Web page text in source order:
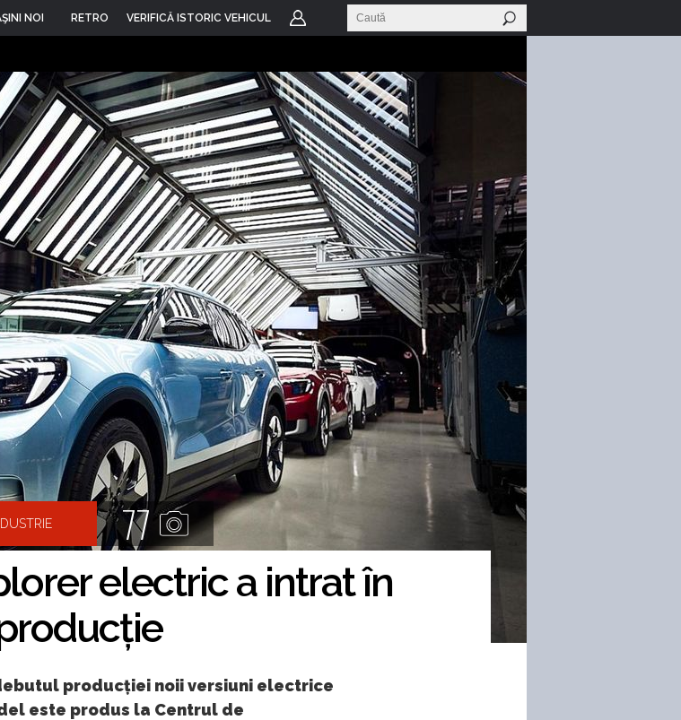
NOI RETRO VERIFICĂ ISTORIC VEHICUL
77
electric a intrat în
producției noii versiuni electrice
este produs la Centrul de